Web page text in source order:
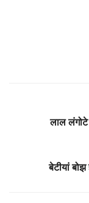
लाल
बेटीयां